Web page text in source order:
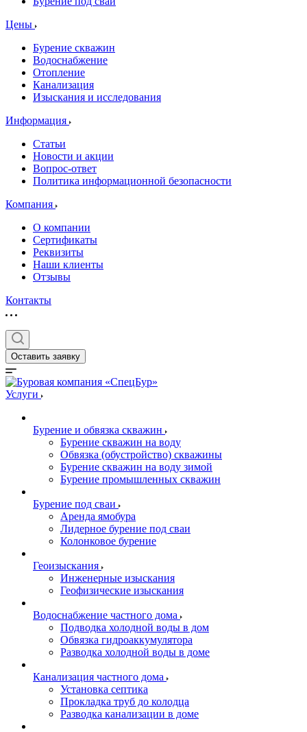
Цены
Бурение скважин
Водоснабжение
Отопление
Канализация
Изыскания и исследования
Информация
Статьи
Новости и акции
Вопрос-ответ
Политика информационной безопасности
Компания
О компании
Сертификаты
Реквизиты
Наши клиенты
Отзывы
Контакты
Оставить заявку
Услуги
Бурение и обвязка скважин
Бурение скважин на воду
Обвязка (обустройство) скважины
Бурение скважин на воду зимой
Бурение промышленных скважин
Бурение под сваи
Аренда ямобура
Лидерное бурение под сваи
Колонковое бурение
Геоизыскания
Инженерные изыскания
Геофизические изыскания
Водоснабжение частного дома
Подводка холодной воды в дом
Обвязка гидроаккумулятора
Разводка холодной воды в доме
Канализация частного дома
Установка септика
Прокладка труб до колодца
Разводка канализации в доме